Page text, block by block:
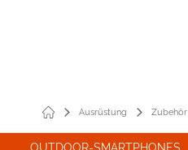
Ausrüstung Zubehör